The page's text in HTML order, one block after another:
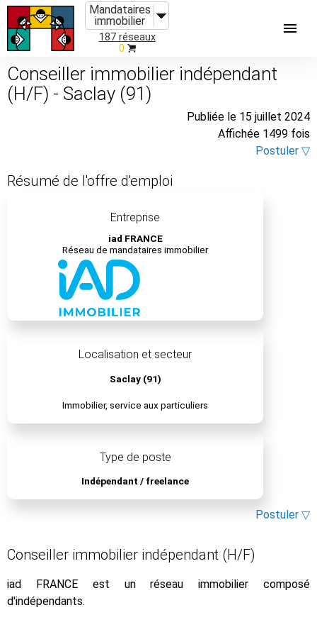
Mandataires
immobilier
187 réseaux
0
Conseiller immobilier indépendant
(H/F) - Saclay (91)
Publiée le 15 juillet 2024
Affichée 1499 fois
Postuler ▽
Résumé de l'offre d'emploi
Entreprise
iad FRANCE
Réseau de mandataires immobilier
Localisation et secteur
Saclay (91)
Immobilier, service aux particuliers
Type de poste
Indépendant / freelance
Postuler ▽
Conseiller immobilier indépendant (H/F)
iad FRANCE est un réseau immobilier composé
d'indépendants.